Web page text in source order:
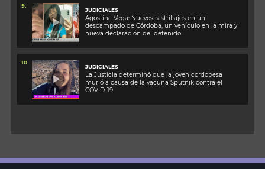
9.
JUDICIALES
Agostina Vega: Nuevos rastrillajes en un
descampado de Córdoba, un vehículo en la mira y
nueva declaración del detenido
10.
JUDICIALES
La Justicia determinó que la joven cordobesa
murió a causa de la vacuna Sputnik contra el
COVID-19